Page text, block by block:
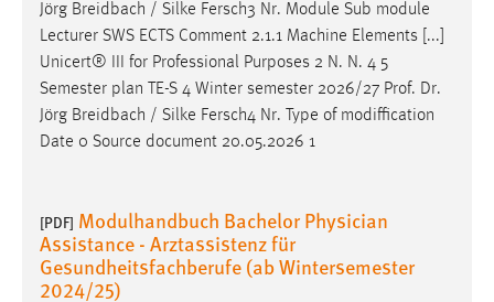
Jörg Breidbach / Silke Fersch3 Nr. Module Sub module
Lecturer SWS ECTS Comment 2.1.1 Machine Elements [...]
Unicert® III for Professional Purposes 2 N. N. 4 5
Semester plan TE-S 4 Winter semester 2026/27 Prof. Dr.
Jörg Breidbach / Silke Fersch4 Nr. Type of modiffication
Date 0 Source document 20.05.2026 1
[PDF] Modulhandbuch Bachelor Physician
Assistance - Arztassistenz für
Gesundheitsfachberufe (ab Wintersemester
2024/25)